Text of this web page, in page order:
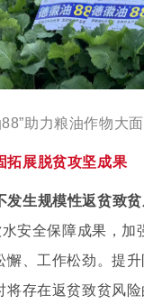
88”助力粮油作物大
拓展脱贫攻坚成果
发生规模性返贫致
水安全保障成果，加
懈、工作松劲。提
将存在返贫致贫风